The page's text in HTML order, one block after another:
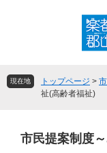
頭
飛現在地 トップページ >
祉(高齢者福祉)
市民提案制度